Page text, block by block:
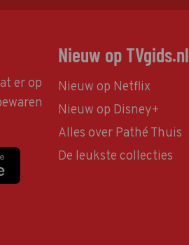
er op
Nieuw op TVgids.nl
Nieuw op Netflix
Nieuw op Disney+
Alles over Pathé Thuis
De leukste collecties